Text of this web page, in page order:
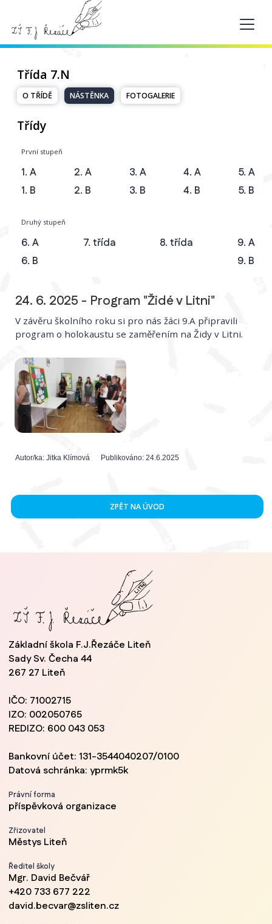
Třída 7.N
O TŘÍDĚ NÁSTĚNKA FOTOGALERIE
Třídy
První stupeň
1. A
1. B
2. A
2. B
3. A
3. B
4. A
4. B
5. A
5. B
Druhý stupeň
6. A
6. B
7. třída 8. třída
9. A
9. B
24. 6. 2025 - Program "Židé v Litni"
V závěru školního roku si pro nás žáci 9.A připravili
program o holokaustu se zaměřením na Židy v Litni.
Autor/ka:Jitka Klímová Publikováno: 24.6.2025
ZPĚT NA ÚVOD
Základní škola F.J.Řezáče Liteň
Sady Sv. Čecha 44
267 27 Liteň
IČO: 71002715
IZO: 002050765
REDIZO: 600 043 053
Bankovní účet: 131-3544040207/0100
Datová schránka: yprmk5k
Právní forma
příspěvková organizace
Zřizovatel
Městys Liteň
Ředitel školy
Mgr. David Bečvář
+420 733 677 222
david.becvar@zsliten.cz